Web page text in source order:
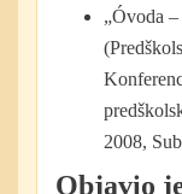
„Óvoda
2008,
Objavio